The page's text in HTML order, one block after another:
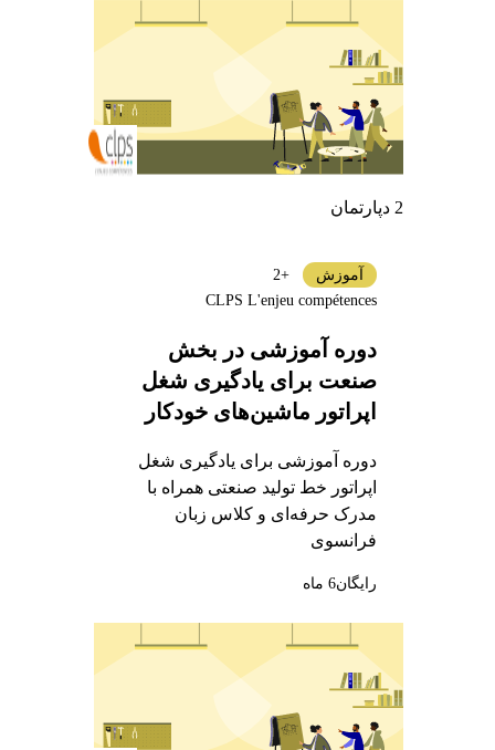
2 دپارتمان
دوره آموزشی در بخش
صنعت برای یادگیری شغل
اپراتور ماشین‌های خودکار
دوره آموزشی برای یادگیری شغل
اپراتور خط تولید صنعتی همراه با
مدرک حرفه‌ای و کلاس زبان
فرانسوی
آموزش
+2
CLPS L'enjeu compétences
رایگان6 ماه